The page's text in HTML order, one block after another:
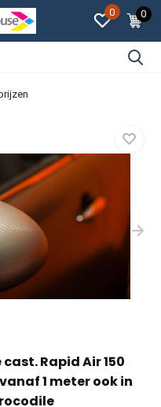
0 0
Persoonlijke aandacht
cast. Rapid Air 150
1 meter ook in